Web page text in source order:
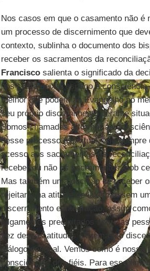
Nos casos em que o casamento não é
um processo de discernimento que
contexto, sublinha o documento dos
receber os sacramentos da
Franciscosalienta o significado da
nos custa deixar espaço à
melhor que podem ao Evangelho no
seu próprio discernimento perante
Somos chamados a formar as
desse processo espiritual, que
acesso aos sacramentos da
receber ou não os sacramentos, sob
Mas também uma decisão de receber
rejeitar uma atitude de laxismo, sem
discernimento e integração, assim
julgamentos precipitados sobre as
vez dessas atitudes extremas, o
diálogo pessoal. Vemos como é
consciências dos fiéis. Para esse fim,